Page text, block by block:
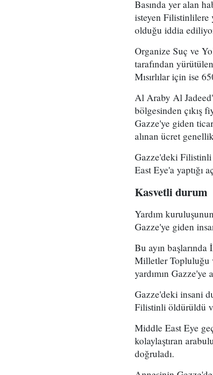
Basında yer alan
isteyen Filistinlilere
olduğu iddia
Organize Suç ve
tarafından
Mısırlılar için ise
Al Araby Al
bölgesinden çıkış
Gazze'ye giden
alınan ücret
Gazze'deki
East Eye'a yaptığı
Kasvetli durum
Yardım
Gazze'ye giden
Bu ayın
Milletler Topluluğu
yardımın Gazze'ye
Gazze'deki insani
Filistinli öldürüldü
Middle East Eye
kolaylaştıran
doğruladı.